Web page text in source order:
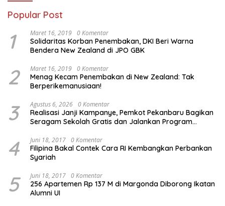
Popular Post
1 Maret 16, 2019 0 Komentar
Solidaritas Korban Penembakan, DKI Beri Warna
Bendera New Zealand di JPO GBK
2 Maret 16, 2019 0 Komentar
Menag Kecam Penembakan di New Zealand: Tak
Berperikemanusiaan!
3 Agustus 6, 2026 0 Komentar
Realisasi Janji Kampanye, Pemkot Pekanbaru Bagikan
Seragam Sekolah Gratis dan Jalankan Program
4 Juni 18, 2017 0 Komentar
Filipina Bakal Contek Cara RI Kembangkan Perbankan
Syariah
5 Juni 18, 2017 0 Komentar
256 Apartemen Rp 137 M di Margonda Diborong Ikatan
Alumni UI